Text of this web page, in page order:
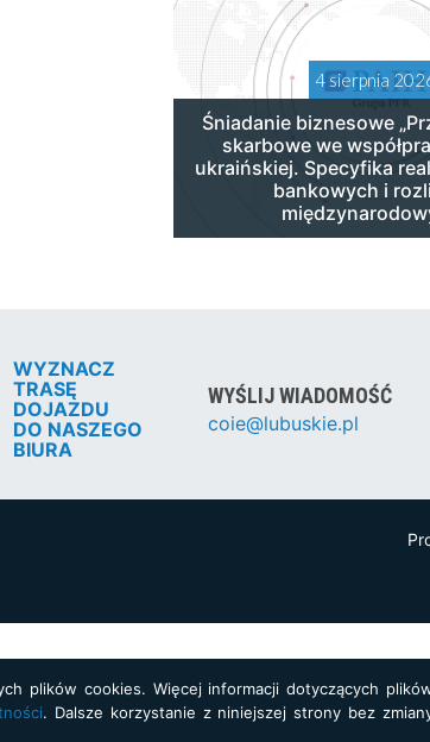
4 sierpnia
Śniadanie biznesowe
skarbowe we
ukraińskiej. Specyfika
bankowych i
WYZNACZ
TRASĘ
DOJAZDU
DO NASZEGO
BIURA
WYŚLIJ WIADOMOŚĆ
coie@lubuskie.pl
plików cookies. Więcej informacji dotyczących
. Dalsze korzystanie z niniejszej strony bez